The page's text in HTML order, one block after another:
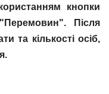
кнопки
Після
та кількості осіб,